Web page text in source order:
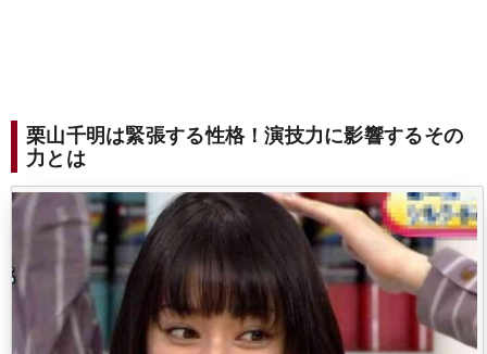
栗山千明は緊張する性格！演技力に影響するその
力とは